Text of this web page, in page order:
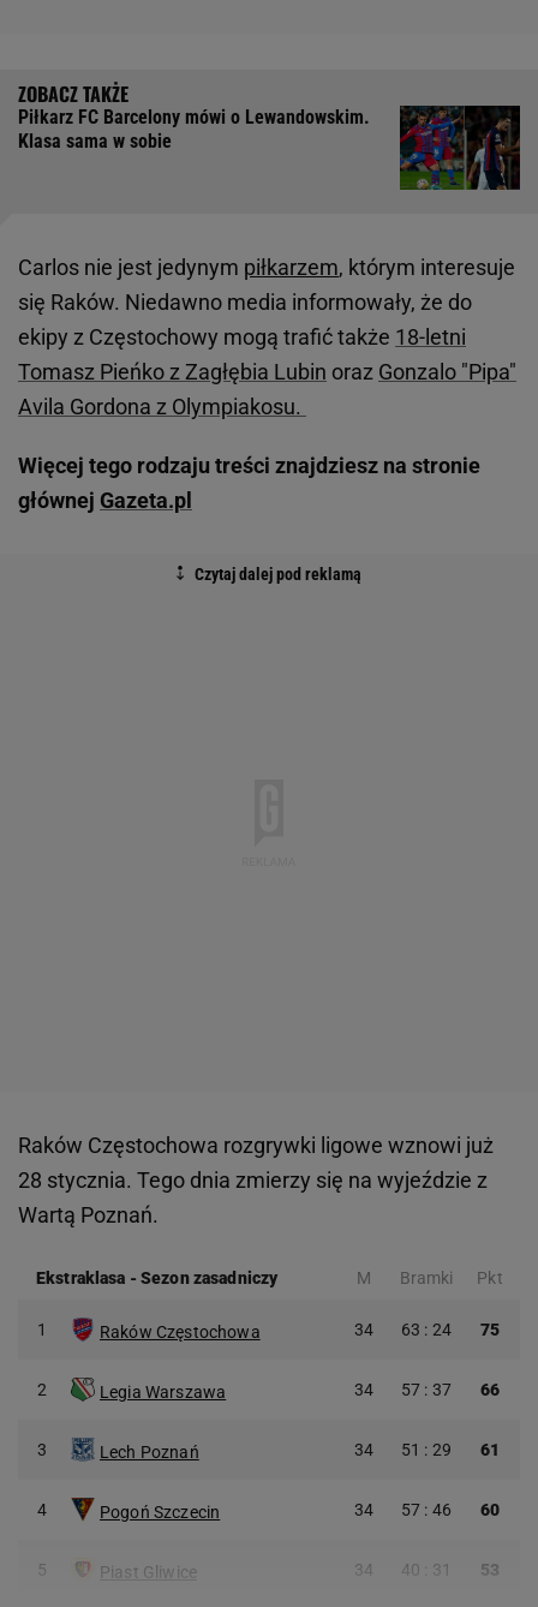
Piłkarz FC Barcelony mówi o Lewandowskim.
Klasa sama w sobie
Carlos nie jest jedynym piłkarzem, którym interesuje
się Raków. Niedawno media informowały, że do
ekipy z Częstochowy mogą trafić także 18-letni
Tomasz Pieńko z Zagłębia Lubin oraz Gonzalo "Pipa"
Avila Gordona z Olympiakosu.
Więcej tego rodzaju treści znajdziesz na stronie
głównej Gazeta.pl
Raków Częstochowa rozgrywki ligowe wznowi już
28 stycznia. Tego dnia zmierzy się na wyjeździe z
Wartą Poznań.
Ekstraklasa - Sezon zasadniczy M Bramki Pkt
1 Raków Częstochowa 34 63 : 24 75
2 Legia Warszawa 34 57 : 37 66
3 Lech Poznań 34 51 : 29 61
4 Pogoń Szczecin 34 57 : 46 60
5 Piast Gliwice 34 40 : 31 53